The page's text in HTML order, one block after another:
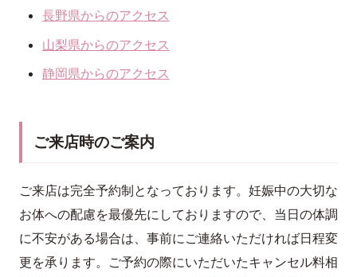
長野県からのアクセス
山梨県からのアクセス
静岡県からのアクセス
ご来店時のご案内
ご来店は完全予約制となっております。妊娠中の大切な
お体への配慮を最優先にしておりますので、当日の体調
に不安がある場合は、事前にご連絡いただければ日程変
更を承ります。ご予約の際にいただいたキャンセル料相